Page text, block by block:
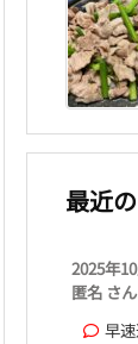
最近
2025年
匿名 さん
早